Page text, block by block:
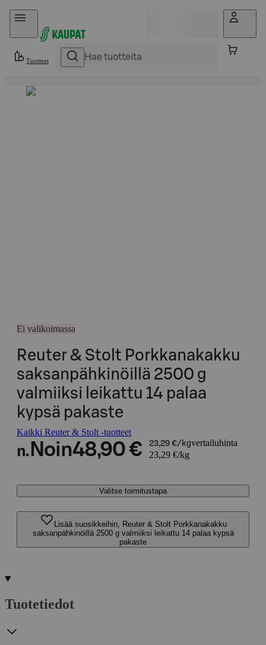
Hyppää sisältöön
Tuotteet
Ei valikoimassa
Reuter & Stolt Porkkanakakku
saksanpähkinöillä 2500 g
valmiiksi leikattu 14 palaa
kypsä pakaste
Kaikki Reuter & Stolt -tuotteet
n. Noin48,90 € 23,29 €/kgvertailuhinta
23,29 €/kg
Valitse toimitustapa
Lisää suosikkeihin, Reuter & Stolt Porkkanakakku
saksanpähkinöillä 2500 g valmiiksi leikattu 14 palaa kypsä
pakaste
Tuotetiedot